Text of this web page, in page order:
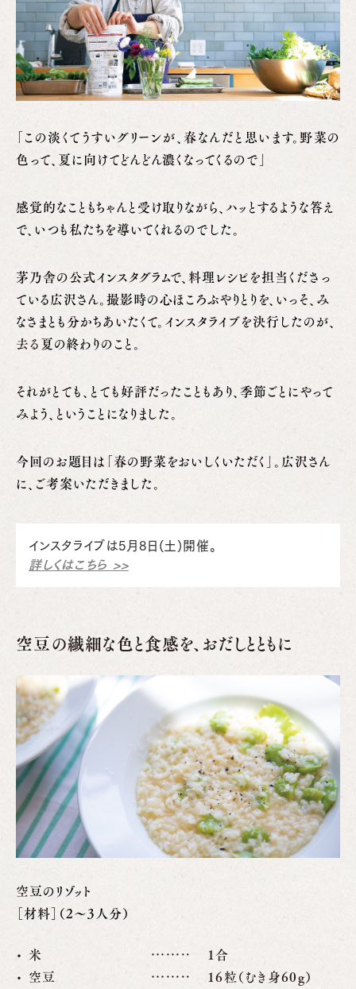
「この淡くてうすいグリーンが、春なんだと思います。野菜の
色って、夏に向けてどんどん濃くなってくるので」
感覚的なこともちゃんと受け取りながら、ハッとするような答え
で、いつも私たちを導いてくれるのでした。
茅乃舎の公式インスタグラムで、料理レシピを担当くださっ
ている広沢さん。撮影時の心ほころぶやりとりを、いっそ、み
なさまとも分かちあいたくて。インスタライブを決行したのが、
去る 夏の終わりのこと。
それがとても、とても好評だったこともあり、季節ごとにやって
みよう、ということになりました。
今回のお題目は「春の野菜をおいしくいただく」。広沢さん
に、ご考案いただきました。
インスタライブは5月8日(土)開催。
詳しくはこちら >>
空豆の繊細な色と食感を、おだしとともに
空豆のリゾット
［材料］（2〜3人分）
米
1合
空豆
16粒（むき身60g）